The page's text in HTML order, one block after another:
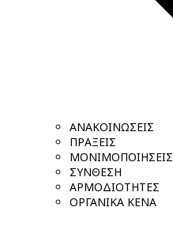
ΑΝΑΚΟΙΝΩΣΕΙΣ
ΠΡΑΞΕΙΣ
ΜΟΝΙΜΟΠΟΙΗΣΕΙΣ
ΣΥΝΘΕΣΗ
ΑΡΜΟΔΙΟΤΗΤΕΣ
ΟΡΓΑΝΙΚΑ ΚΕΝΑ